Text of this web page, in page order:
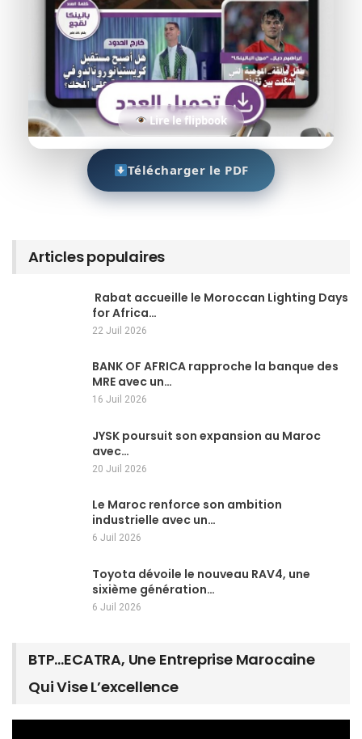
Lire le flipbook
Télécharger le PDF
Articles populaires
Rabat accueille le Moroccan Lighting Days
for Africa…
22 Juil 2026
BANK OF AFRICA rapproche la banque des
MRE avec un…
16 Juil 2026
JYSK poursuit son expansion au Maroc
avec…
20 Juil 2026
Le Maroc renforce son ambition
industrielle avec un…
6 Juil 2026
Toyota dévoile le nouveau RAV4, une
sixième génération…
6 Juil 2026
BTP…ECATRA, Une Entreprise Marocaine
Qui Vise L’excellence